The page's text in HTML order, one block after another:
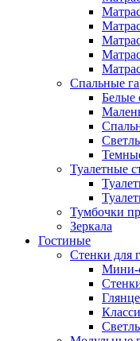
Спальные
Белые
Туалетные
Тумбочки
Зеркала
Гостиные
Стенки для
Мини-